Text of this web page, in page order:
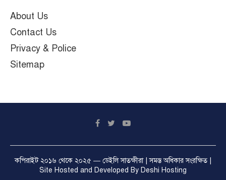
About Us
Contact Us
Privacy & Police
Sitemap
কপিরাইট ২০১৬ থেকে ২০২৫ — ডেইলি সাতক্ষীরা| সমস্ত অধিকার সংরক্ষিত |
Site Hosted and Developed By Deshi Hosting